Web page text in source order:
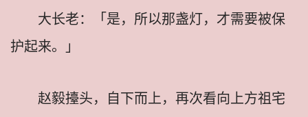
大长老：「是，所以那盏灯，才需要被保
护起来。」
赵毅擡头，自下而上，再次看向上方祖宅